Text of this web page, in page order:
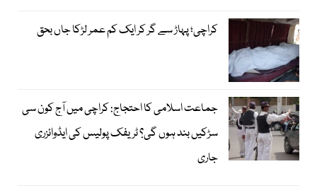
کراچی؛ پہاڑ سے گر کر ایک کم عمر لڑکا جاں بحق
جماعت اسلامی کا احتجاج: کراچی میں آج کون سی
سڑکیں بند ہوں گی؟ ٹریفک پولیس کی ایڈوائزری
جاری